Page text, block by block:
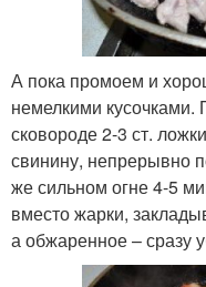
А пока промоем и
немелкими кусочками.
сковороде 2-3 ст.
свинину, непрерывно
же сильном огне 4-5
вместо жарки,
а обжаренное – сразу